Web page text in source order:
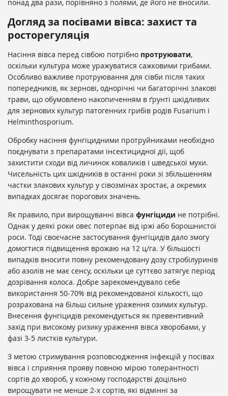
понад два рази, порівняно з полями, де його не вносили.
Догляд за посівами вівса: захист та
росторегуляція
Насіння вівса перед сівбою потрібно протруювати,
оскільки культура може уражуватися сажковими грибами.
Особливо важливе протруювання для сівби після таких
попередників, як зернові, однорічні чи багаторічні злакові
трави, що обумовлено накопиченням в ґрунті шкідливих
для зернових культур патогенних грибів родів Fusarium і
Helminthosporium.
Обробку насіння фунгіцидними протруйниками необхідно
поєднувати з препаратами інсектицидної дії, щоб
захистити сходи від личинок коваликів і шведської мухи.
Чисельність цих шкідників в останні роки зі збільшенням
частки злакових культур у сівозмінах зростає, а окремих
випадках досягає порогових значень.
Як правило, при вирощуванні вівса фунгіциди не потрібні.
Однак у деякі роки овес потерпає від іржі або борошнистої
роси. Тоді своєчасне застосування фунгіцидів дало змогу
домогтися підвищення врожаю на 12 ц/га. У більшості
випадків вносити повну рекомендовану дозу стробілуринів
або азолів не має сенсу, оскільки це суттєво затягує період
дозрівання колоса. Добре зарекомендувало себе
використання 50-70% від рекомендованої кількості, що
розрахована на більш сильне ураження озимих культур.
Внесення фунгіцидів рекомендується як превентивний
захід при високому ризику ураження вівса хворобами, у
фазі 3-5 листків культури.
З метою стримування розповсюдження інфекцій у посівах
вівса і сприяння прояву повною мірою толерантності
сортів до хвороб, у кожному господарстві доцільно
вирощувати не менше 2-х сортів, які відмінні за